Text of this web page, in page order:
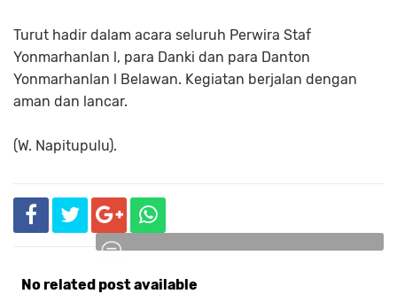
Turut hadir dalam acara seluruh Perwira Staf
Yonmarhanlan l, para Danki dan para Danton
Yonmarhanlan l Belawan. Kegiatan berjalan dengan
aman dan lancar.
(W. Napitupulu).
No related post available